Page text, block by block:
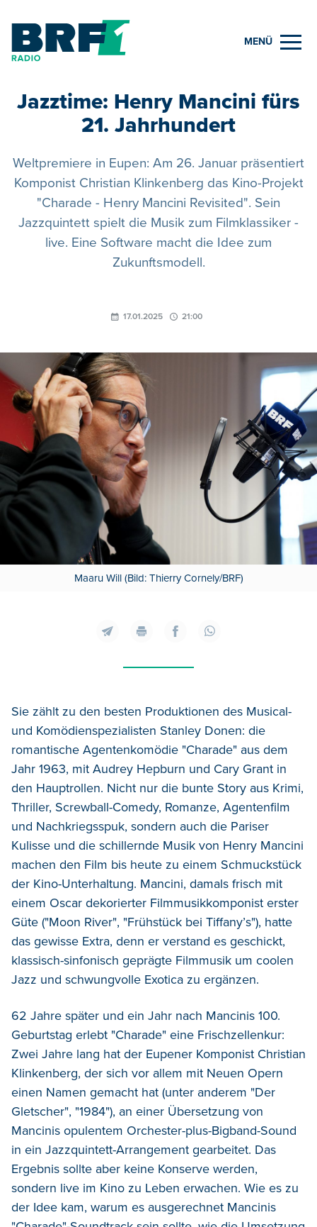
MENÜ
Jazztime: Henry Mancini fürs
21. Jahrhundert
Weltpremiere in Eupen: Am 26. Januar präsentiert
Komponist Christian Klinkenberg das Kino-Projekt
"Charade - Henry Mancini Revisited". Sein
Jazzquintett spielt die Musik zum Filmklassiker -
live. Eine Software macht die Idee zum
Zukunftsmodell.
17.01.2025 21:00
Maaru Will (Bild: Thierry Cornely/BRF)
Sie zählt zu den besten Produktionen des Musical-
und Komödienspezialisten Stanley Donen: die
romantische Agentenkomödie "Charade" aus dem
Jahr 1963, mit Audrey Hepburn und Cary Grant in
den Hauptrollen. Nicht nur die bunte Story aus Krimi,
Thriller, Screwball-Comedy, Romanze, Agentenfilm
und Nachkriegsspuk, sondern auch die Pariser
Kulisse und die schillernde Musik von Henry Mancini
machen den Film bis heute zu einem Schmuckstück
der Kino-Unterhaltung. Mancini, damals frisch mit
einem Oscar dekorierter Filmmusikkomponist erster
Güte ("Moon River", "Frühstück bei Tiffany’s"), hatte
das gewisse Extra, denn er verstand es geschickt,
klassisch-sinfonisch geprägte Filmmusik um coolen
Jazz und schwungvolle Exotica zu ergänzen.
62 Jahre später und ein Jahr nach Mancinis 100.
Geburtstag erlebt "Charade" eine Frischzellenkur:
Zwei Jahre lang hat der Eupener Komponist Christian
Klinkenberg, der sich vor allem mit Neuen Opern
einen Namen gemacht hat (unter anderem "Der
Gletscher", "1984"), an einer Übersetzung von
Mancinis opulentem Orchester-plus-Bigband-Sound
in ein Jazzquintett-Arrangement gearbeitet. Das
Ergebnis sollte aber keine Konserve werden,
sondern live im Kino zu Leben erwachen. Wie es zu
der Idee kam, warum es ausgerechnet Mancinis